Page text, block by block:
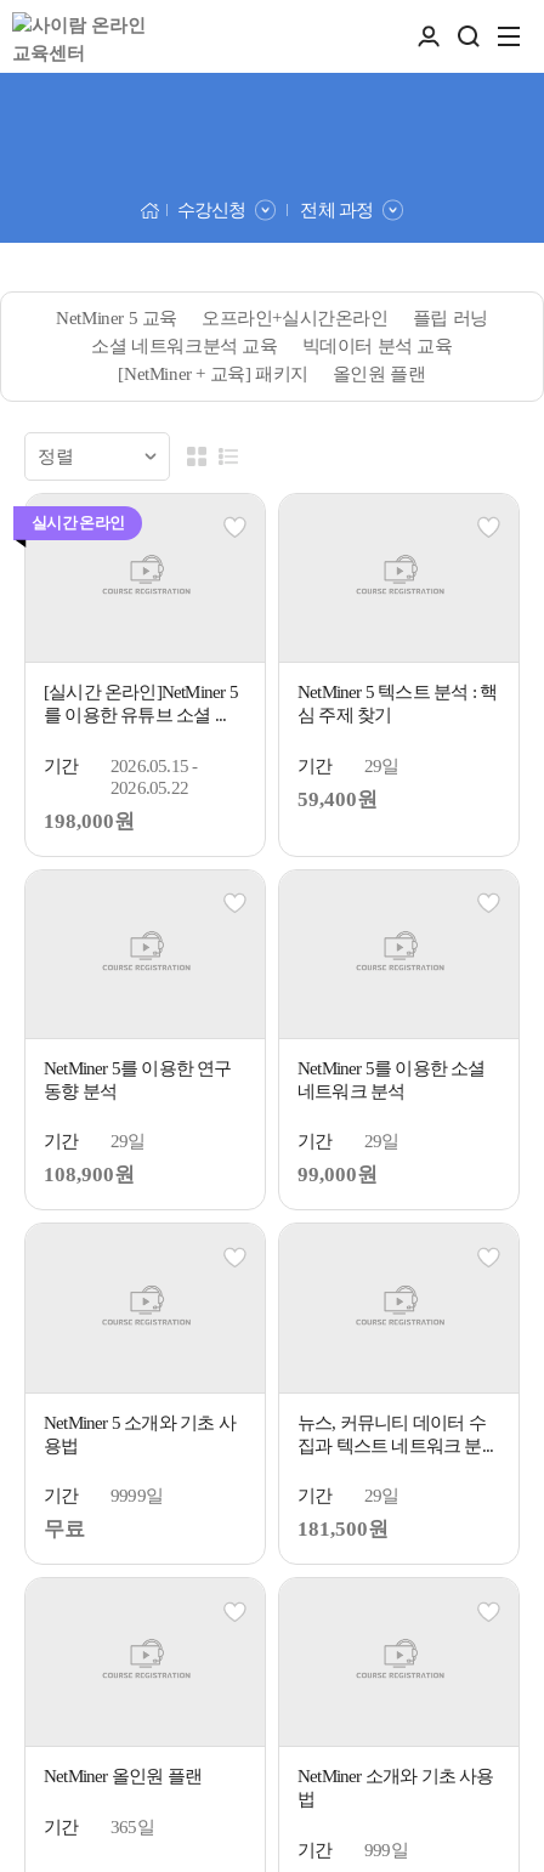
수강신청 전체 과정
NetMiner 5 교육 오프라인+실시간온라인
플립 러닝
소셜 네트워크분석 교육
빅데이터 분석 교육
[NetMiner + 교육] 패키지
올인원 플랜
실시간 온라인
[실시간 온라인]NetMiner 5
를 이용한 유튜브 소셜 ...
기간
2026.05.15 -
2026.05.22
198,000원
NetMiner 5 텍스트 분석 : 핵
심 주제 찾기
기간 29일
59,400원
NetMiner 5를 이용한 연구
동향 분석
기간 29일
108,900원
NetMiner 5를 이용한 소셜
네트워크 분석
기간 29일
99,000원
NetMiner 5 소개와 기초 사
용법
기간 9999일
무료
뉴스, 커뮤니티 데이터 수
집과 텍스트 네트워크 분...
기간 29일
181,500원
NetMiner 올인원 플랜
기간 365일
NetMiner 소개와 기초 사용
법
기간 999일